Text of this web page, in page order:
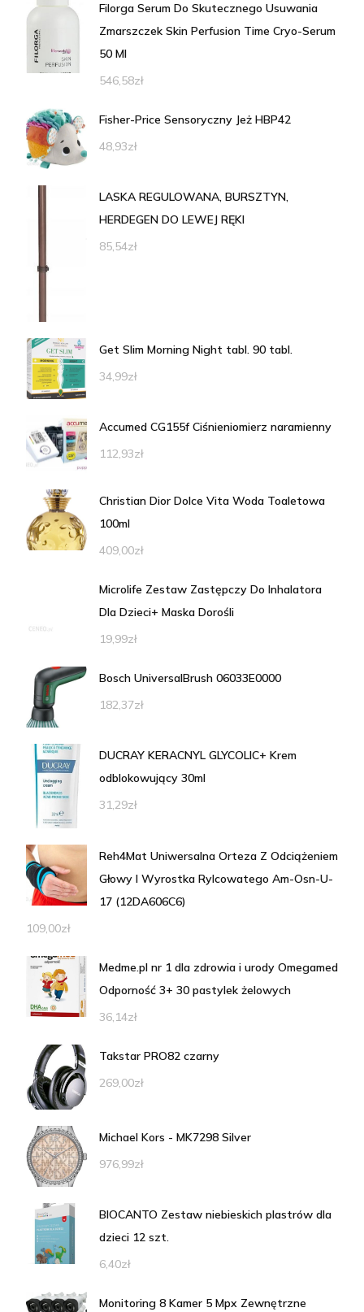
Filorga Serum Do Skutecznego Usuwania
Zmarszczek Skin Perfusion Time Cryo-Serum
50 Ml
546,58zł
Fisher-Price Sensoryczny Jeż HBP42
48,93zł
LASKA REGULOWANA, BURSZTYN,
HERDEGEN DO LEWEJ RĘKI
85,54zł
Get Slim Morning Night tabl. 90 tabl.
34,99zł
Accumed CG155f Ciśnieniomierz naramienny
112,93zł
Christian Dior Dolce Vita Woda Toaletowa
100ml
409,00zł
Microlife Zestaw Zastępczy Do Inhalatora
Dla Dzieci+ Maska Dorośli
19,99zł
Bosch UniversalBrush 06033E0000
182,37zł
DUCRAY KERACNYL GLYCOLIC+ Krem
odblokowujący 30ml
31,29zł
Reh4Mat Uniwersalna Orteza Z Odciążeniem
Głowy I Wyrostka Rylcowatego Am-Osn-U-
17 (12DA606C6)
109,00zł
Medme.pl nr 1 dla zdrowia i urody Omegamed
Odporność 3+ 30 pastylek żelowych
36,14zł
Takstar PRO82 czarny
269,00zł
Michael Kors - MK7298 Silver
976,99zł
BIOCANTO Zestaw niebieskich plastrów dla
dzieci 12 szt.
6,40zł
Monitoring 8 Kamer 5 Mpx Zewnętrzne